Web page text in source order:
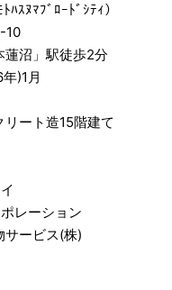
ﾊｽﾇﾏﾌﾞﾛｰﾄﾞｼﾃｨ）
10
蓮沼」駅徒歩2分
)1月
ート造15階建て
レーション
サービス(株)